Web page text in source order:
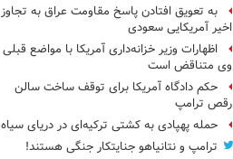
به تعویق افتادن پاسخ مقاومت عراق به تجاوز
اخیر آمریکایی سعودی
اظهارات وزیر خزانه‌داری آمریکا با مواضع قبلی
وی متناقض است
حکم دادگاه آمریکا برای توقف ساخت سالن
رقص ترامپ
حمله پهپادی به کشتی ترکیه‌ای در دریای سیاه
ترامپ و نتانیاهو جنایتکار جنگی هستند!